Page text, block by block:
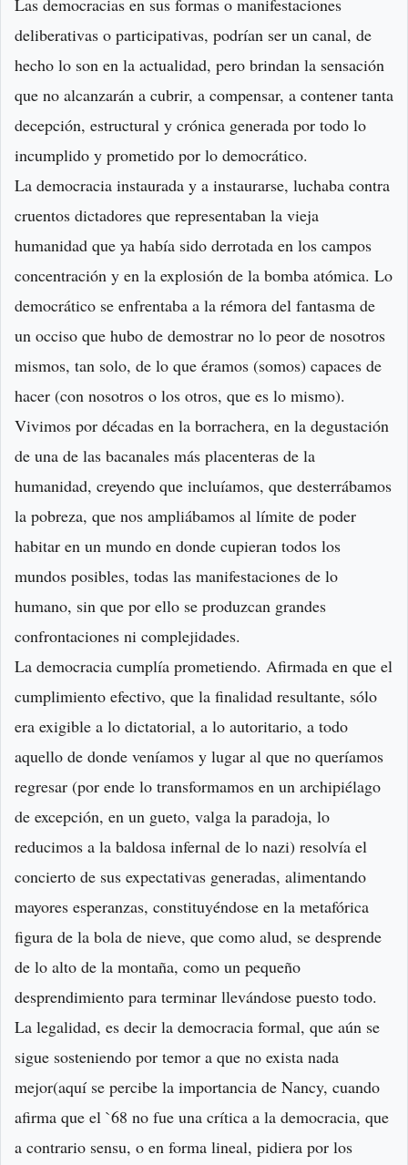
Las democracias en sus formas o manifestaciones
deliberativas o participativas, podrían ser un canal, de
hecho lo son en la actualidad, pero brindan la sensación
que no alcanzarán a cubrir, a compensar, a contener tanta
decepción, estructural y crónica generada por todo lo
incumplido y prometido por lo democrático.
La democracia instaurada y a instaurarse, luchaba contra
cruentos dictadores que representaban la vieja
humanidad que ya había sido derrotada en los campos
concentración y en la explosión de la bomba atómica. Lo
democrático se enfrentaba a la rémora del fantasma de
un occiso que hubo de demostrar no lo peor de nosotros
mismos, tan solo, de lo que éramos (somos) capaces de
hacer (con nosotros o los otros, que es lo mismo).
Vivimos por décadas en la borrachera, en la degustación
de una de las bacanales más placenteras de la
humanidad, creyendo que incluíamos, que desterrábamos
la pobreza, que nos ampliábamos al límite de poder
habitar en un mundo en donde cupieran todos los
mundos posibles, todas las manifestaciones de lo
humano, sin que por ello se produzcan grandes
confrontaciones ni complejidades.
La democracia cumplía prometiendo. Afirmada en que el
cumplimiento efectivo, que la finalidad resultante, sólo
era exigible a lo dictatorial, a lo autoritario, a todo
aquello de donde veníamos y lugar al que no queríamos
regresar (por ende lo transformamos en un archipiélago
de excepción, en un gueto, valga la paradoja, lo
reducimos a la baldosa infernal de lo nazi) resolvía el
concierto de sus expectativas generadas, alimentando
mayores esperanzas, constituyéndose en la metafórica
figura de la bola de nieve, que como alud, se desprende
de lo alto de la montaña, como un pequeño
desprendimiento para terminar llevándose puesto todo.
La legalidad, es decir la democracia formal, que aún se
sigue sosteniendo por temor a que no exista nada
mejor(aquí se percibe la importancia de Nancy, cuando
afirma que el `68 no fue una crítica a la democracia, que
a contrario sensu, o en forma lineal, pidiera por los